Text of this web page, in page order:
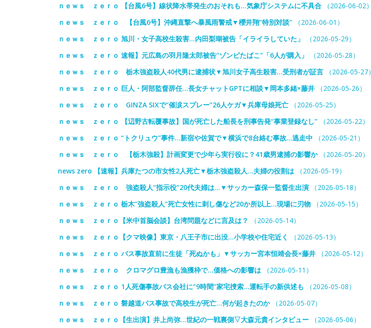
ｎｅｗｓ ｚｅｒｏ 【台風6号】線状降水帯発生のおそれも…気象庁システムに不具合 （2026-06-02）
ｎｅｗｓ ｚｅｒｏ 【台風6号】沖縄直撃へ暴風雨警戒▼櫻井翔“特別対談” （2026-06-01）
ｎｅｗｓ ｚｅｒｏ 旭川・女子高校生殺害…内田梨瑚被告「イライラしていた」
（2026-05-29）
ｎｅｗｓ ｚｅｒｏ 速報】元広島の羽月隆太郎被告“ゾンビたばこ”「6人が購入」
（2026-05-28）
ｎｅｗｓ ｚｅｒｏ 栃木強盗殺人40代男に逮捕状▼旭川女子高生殺害…受刑者が証言 （2026-05-27）
ｎｅｗｓ ｚｅｒｏ 巨人・阿部監督辞任…長女チャットGPTに相談▼岡本多緒×藤井 （2026-05-26）
ｎｅｗｓ ｚｅｒｏ GINZA SIXで“催涙スプレー”26人ケガ▼兵庫母娘死亡 （2026-05-25）
ｎｅｗｓ ｚｅｒｏ 【辺野古転覆事故】国が死亡した船長を刑事告発“事業登録なし” （2026-05-22）
ｎｅｗｓ ｚｅｒｏ “トクリュウ”事件…新宿や佐賀で▼横浜で8台絡む事故…逃走中 （2026-05-21）
ｎｅｗｓ ｚｅｒｏ 【栃木強殺】計画変更で少年ら実行役に？41歳男逮捕の影響か（2026-05-20）
news zero 【速報】兵庫たつの市女性2人死亡▼栃木強盗殺人…夫婦の役割は （2026-05-19）
ｎｅｗｓ ｚｅｒｏ 強盗殺人“指示役”20代夫婦は…▼サッカー森保一監督生出演 （2026-05-18）
ｎｅｗｓ ｚｅｒｏ 栃木”強盗殺人”死亡女性に刺し傷など20か所以上…現場に刃物 （2026-05-15）
ｎｅｗｓ ｚｅｒｏ【米中首脳会談】台湾問題などに言及は？
（2026-05-14）
ｎｅｗｓ ｚｅｒｏ【クマ映像】東京・八王子市に出没…小学校や住宅近く
（2026-05-13）
ｎｅｗｓ ｚｅｒｏ バス事故直前に生徒「死ぬかも」▼サッカー宮本恒靖会長×藤井 （2026-05-12）
ｎｅｗｓ ｚｅｒｏ クロマグロ豊漁も漁獲枠で…価格への影響は （2026-05-11）
ｎｅｗｓ ｚｅｒｏ 1人死傷事故バス会社に“9時間”家宅捜索…運転手の新供述も （2026-05-08）
ｎｅｗｓ ｚｅｒｏ 磐越道バス事故で高校生が死亡…何が起きたのか（2026-05-07）
ｎｅｗｓ ｚｅｒｏ【生出演】井上尚弥…世紀の一戦裏側▽大森元貴インタビュー （2026-05-06）